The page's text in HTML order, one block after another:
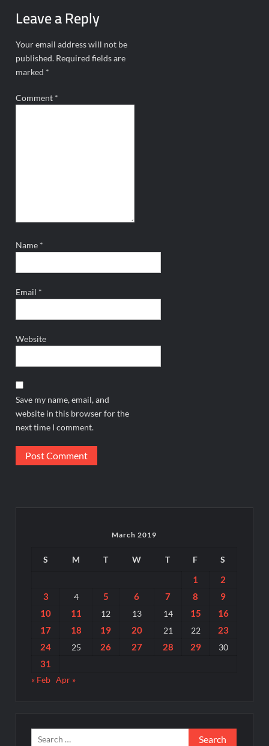
Leave a Reply
Your email address will not be
published. Required fields are
marked *
Comment *
Name *
Email *
Website
Save my name, email, and
website in this browser for the
next time I comment.
March 2019
S M T W T F S
1
2
3
4 5 6 7 8
9
10
11 12 13 14 15
16
17
18 19 20 21 22
23
24
25 26 27 28 29 30
31
« Feb Apr »
Search